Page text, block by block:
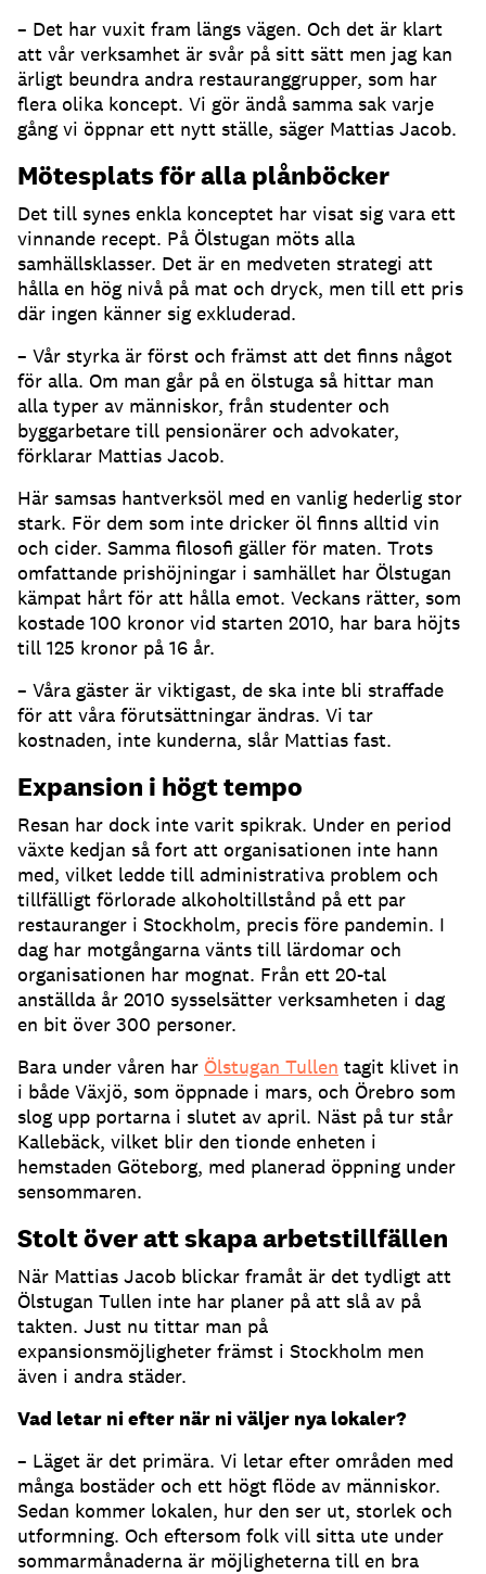
– Det har vuxit fram längs vägen. Och det är klart
att vår verksamhet är svår på sitt sätt men jag kan
ärligt beundra andra restauranggrupper, som har
flera olika koncept. Vi gör ändå samma sak varje
gång vi öppnar ett nytt ställe, säger Mattias Jacob.
Mötesplats för alla plånböcker
Det till synes enkla konceptet har visat sig vara ett
vinnande recept. På Ölstugan möts alla
samhällsklasser. Det är en medveten strategi att
hålla en hög nivå på mat och dryck, men till ett pris
där ingen känner sig exkluderad.
– Vår styrka är först och främst att det finns något
för alla. Om man går på en ölstuga så hittar man
alla typer av människor, från studenter och
byggarbetare till pensionärer och advokater,
förklarar Mattias Jacob.
Här samsas hantverksöl med en vanlig hederlig stor
stark. För dem som inte dricker öl finns alltid vin
och cider. Samma filosofi gäller för maten. Trots
omfattande prishöjningar i samhället har Ölstugan
kämpat hårt för att hålla emot. Veckans rätter, som
kostade 100 kronor vid starten 2010, har bara höjts
till 125 kronor på 16 år.
– Våra gäster är viktigast, de ska inte bli straffade
för att våra förutsättningar ändras. Vi tar
kostnaden, inte kunderna, slår Mattias fast.
Expansion i högt tempo
Resan har dock inte varit spikrak. Under en period
växte kedjan så fort att organisationen inte hann
med, vilket ledde till administrativa problem och
tillfälligt förlorade alkoholtillstånd på ett par
restauranger i Stockholm, precis före pandemin. I
dag har motgångarna vänts till lärdomar och
organisationen har mognat. Från ett 20-tal
anställda år 2010 sysselsätter verksamheten i dag
en bit över 300 personer.
Bara under våren har Ölstugan Tullen tagit klivet in
i både Växjö, som öppnade i mars, och Örebro som
slog upp portarna i slutet av april. Näst på tur står
Kallebäck, vilket blir den tionde enheten i
hemstaden Göteborg, med planerad öppning under
sensommaren.
Stolt över att skapa arbetstillfällen
När Mattias Jacob blickar framåt är det tydligt att
Ölstugan Tullen inte har planer på att slå av på
takten. Just nu tittar man på
expansionsmöjligheter främst i Stockholm men
även i andra städer.
Vad letar ni efter när ni väljer nya lokaler?
– Läget är det primära. Vi letar efter områden med
många bostäder och ett högt flöde av människor.
Sedan kommer lokalen, hur den ser ut, storlek och
utformning. Och eftersom folk vill sitta ute under
sommarmånaderna är möjligheterna till en bra